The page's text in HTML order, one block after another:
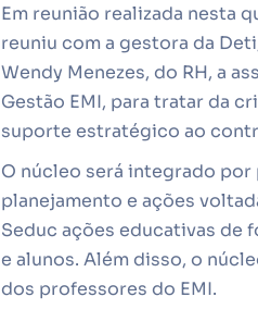
Em reunião realizada nesta
reuniu com a gestora da
Wendy Menezes, do RH, a
Gestão EMI, para tratar da
suporte estratégico ao
O núcleo será integrado por
planejamento e ações
Seduc ações educativas de
e alunos. Além disso, o
dos professores do EMI.